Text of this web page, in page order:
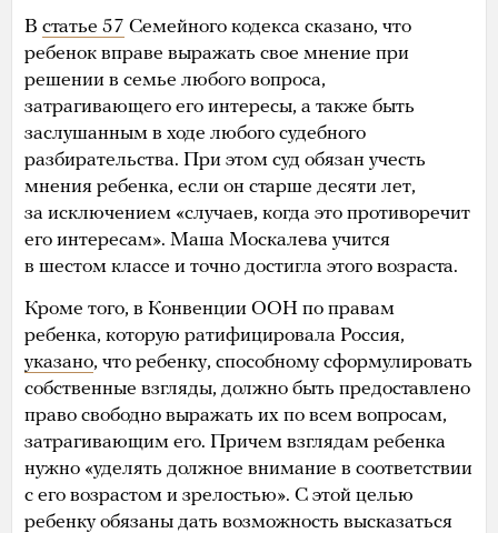
В статье 57 Семейного кодекса сказано, что
ребенок вправе выражать свое мнение при
решении в семье любого вопроса,
затрагивающего его интересы, а также быть
заслушанным в ходе любого судебного
разбирательства. При этом суд обязан учесть
мнения ребенка, если он старше десяти лет,
за исключением «случаев, когда это противоречит
его интересам». Маша Москалева учится
в шестом классе и точно достигла этого возраста.
Кроме того, в Конвенции ООН по правам
ребенка, которую ратифицировала Россия,
указано, что ребенку, способному сформулировать
собственные взгляды, должно быть предоставлено
право свободно выражать их по всем вопросам,
затрагивающим его. Причем взглядам ребенка
нужно «уделять должное внимание в соответствии
с его возрастом и зрелостью». С этой целью
ребенку обязаны дать возможность высказаться